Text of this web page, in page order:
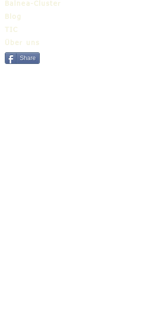
Balnea-Cluster
Blog
TIC
Über uns
Share